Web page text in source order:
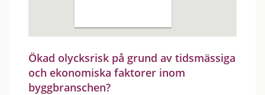
Ökad olycksrisk på grund av tidsmässiga
och ekonomiska faktorer inom
byggbranschen?